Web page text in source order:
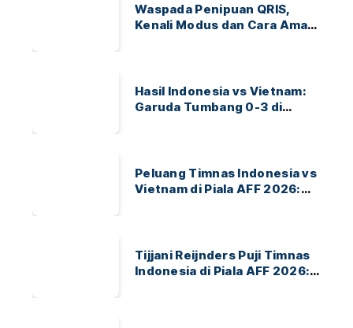
Waspada Penipuan QRIS,
Kenali Modus dan Cara Aman
Hasil Indonesia vs Vietnam:
Garuda Tumbang 0-3 di
Peluang Timnas Indonesia vs
Vietnam di Piala AFF 2026:
Tijjani Reijnders Puji Timnas
Indonesia di Piala AFF 2026: